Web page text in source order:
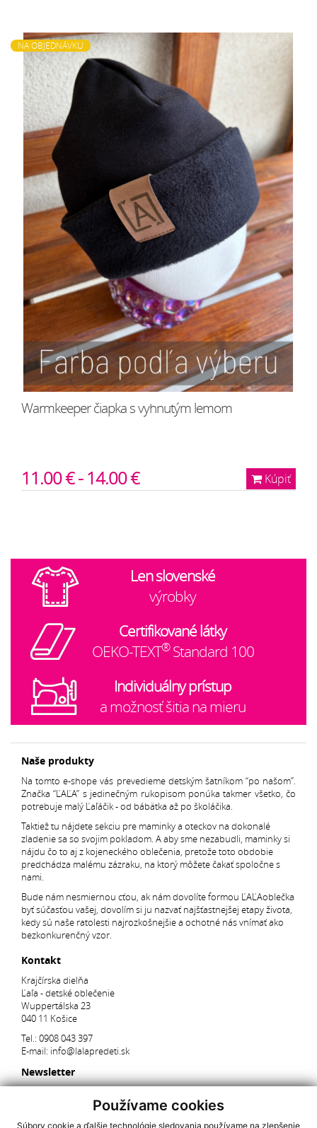
Používame cookies
Súbory cookie a ďalšie technológie sledovania používame na zlepšenie
NA OBJEDNÁVKU
Warmkeeper čiapka s vyhnutým lemom
Kúpiť
11.00 € - 14.00 €
Len slovenské
výrobky
Certifikované látky
OEKO-TEXT®Standard 100
Individuálny prístup
a možnosť šitia na mieru
Naše produkty
Na tomto e-shope vás prevedieme detským šatníkom “po našom”.
Značka “ĽAĽA” s jedinečným rukopisom ponúka takmer všetko, čo
potrebuje malý Ľaľáčik - od bábätka až po školáčika.
Taktiež tu nájdete sekciu pre maminky a oteckov na dokonalé
zladenie sa so svojim pokladom. A aby sme nezabudli, maminky si
nájdu čo to aj z kojeneckého oblečenia, pretože toto obdobie
predchádza malému zázraku, na ktorý môžete čakať spoločne s
nami.
Bude nám nesmiernou cťou, ak nám dovolíte formou ĽAĽAoblečka
byť súčasťou vašej, dovolím si ju nazvať najšťastnejšej etapy života,
kedy sú naše ratolesti najrozkošnejšie a ochotné nás vnímať ako
bezkonkurenčný vzor.
Kontakt
Krajčírska dielňa
Ľaľa - detské oblečenie
Wuppertálska 23
040 11 Košice
Tel.: 0908 043 397
E-mail: info@lalapredeti.sk
Newsletter
pravidelný newsletter s aktuálnymi akciami, súťažami a novinkami.